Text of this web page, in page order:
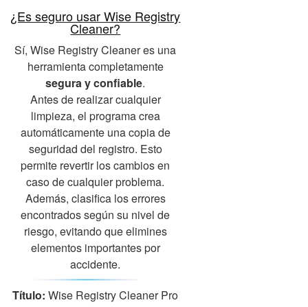
¿Es seguro usar Wise Registry
Cleaner?
Sí, Wise Registry Cleaner es una
herramienta completamente
segura y confiable.
Antes de realizar cualquier
limpieza, el programa crea
automáticamente una copia de
seguridad del registro. Esto
permite revertir los cambios en
caso de cualquier problema.
Además, clasifica los errores
encontrados según su nivel de
riesgo, evitando que elimines
elementos importantes por
accidente.
Título: Wise Registry Cleaner Pro